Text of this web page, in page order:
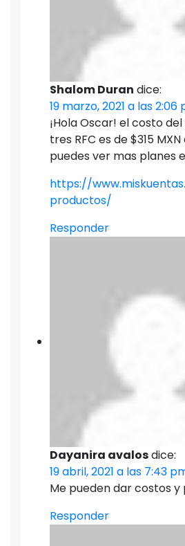
Shalom Duran dice:
19 marzo, 2021 a las 2:06
¡Hola Oscar! el costo
tres RFC es de $315
puedes ver mas planes
https://
productos/
Responder
Dayanira avalosdice:
19 abril, 2021 a las 7:43
Me pueden dar costos y
Responder